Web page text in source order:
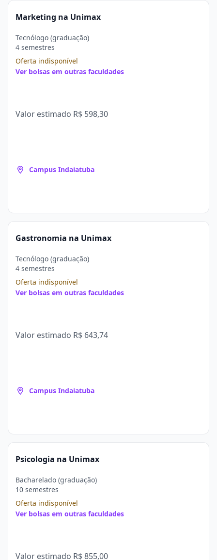
Marketing na Unimax
Tecnólogo (graduação)
4 semestres
Oferta indisponível
Ver bolsas em outras faculdades
Valor estimado R$ 598,30
Campus Indaiatuba
Gastronomia na Unimax
Tecnólogo (graduação)
4 semestres
Oferta indisponível
Ver bolsas em outras faculdades
Valor estimado R$ 643,74
Campus Indaiatuba
Psicologia na Unimax
Bacharelado (graduação)
10 semestres
Oferta indisponível
Ver bolsas em outras faculdades
Valor estimado R$ 855,00